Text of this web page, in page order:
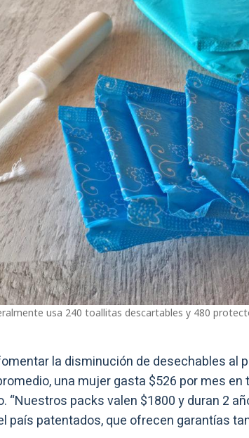
usa 240 toallitas descartables y 480
la disminución de desechables al
una mujer gasta $526 por mes
“Nuestros packs valen $1800 y duran 2
país patentados, que ofrecen garantías